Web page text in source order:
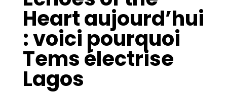
Heart aujourd’hui
: voici pourquoi
Tems électrise
Lagos